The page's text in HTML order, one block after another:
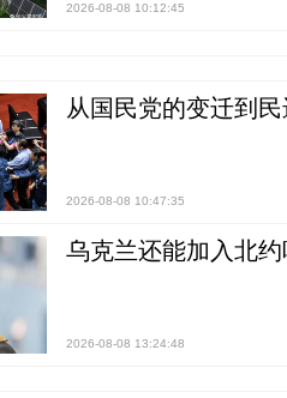
2026-08-08 10:12:45
从国民党的变迁到
2026-08-08 10:47:35
乌克兰还能加入北约
2026-08-08 13:24:48